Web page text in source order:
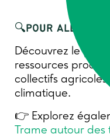
🔍POUR ALLER
Découvrez le
ressources
collectifs
climatique.
👉 Explorez
Trame autour des